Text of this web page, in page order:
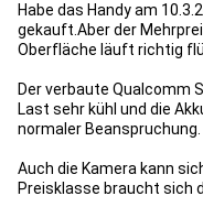
Habe das Handy am
gekauft.Aber der
Oberfläche läuft richtig
Der verbaute Qualcomm
Last sehr kühl und die
normaler Beanspruchung.
Auch die Kamera kann
Preisklasse braucht sich